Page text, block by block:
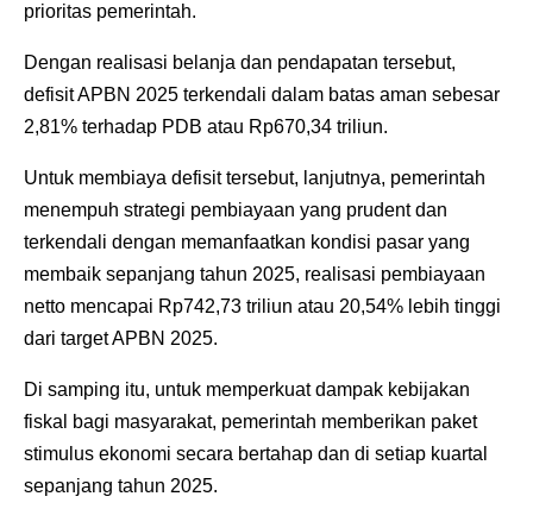
prioritas pemerintah.
‎Dengan realisasi belanja dan pendapatan tersebut,
defisit APBN 2025 terkendali dalam batas aman sebesar
2,81% terhadap PDB atau Rp670,34 triliun.
‎Untuk membiaya defisit tersebut, lanjutnya, pemerintah
menempuh strategi pembiayaan yang prudent dan
terkendali dengan memanfaatkan kondisi pasar yang
membaik sepanjang tahun 2025, realisasi pembiayaan
netto mencapai Rp742,73 triliun atau 20,54% lebih tinggi
dari target APBN 2025.
Di samping itu, untuk memperkuat dampak kebijakan
fiskal bagi masyarakat, pemerintah memberikan paket
stimulus ekonomi secara bertahap dan di setiap kuartal
sepanjang tahun 2025.